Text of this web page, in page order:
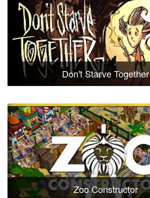
Don't Starve Together
Zoo Constructor